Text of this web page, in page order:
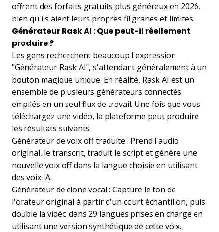
offrent des forfaits gratuits plus généreux en 2026,
bien qu'ils aient leurs propres filigranes et limites.
Générateur Rask AI : Que peut-il réellement
produire ?
Les gens recherchent beaucoup l'expression
"Générateur Rask AI", s'attendant généralement à un
bouton magique unique. En réalité, Rask AI est un
ensemble de plusieurs générateurs connectés
empilés en un seul flux de travail. Une fois que vous
téléchargez une vidéo, la plateforme peut produire
les résultats suivants.
Générateur de voix off traduite : Prend l'audio
original, le transcrit, traduit le script et génère une
nouvelle voix off dans la langue choisie en utilisant
des voix IA.
Générateur de clone vocal : Capture le ton de
l'orateur original à partir d'un court échantillon, puis
double la vidéo dans 29 langues prises en charge en
utilisant une version synthétique de cette voix.